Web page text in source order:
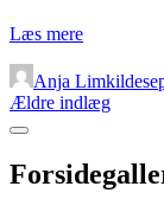
Læs mere
Lisa
far
skør,
og
Anja Limkilde
Navigation
til
indlæg
Ældre indlæg
Sidebar